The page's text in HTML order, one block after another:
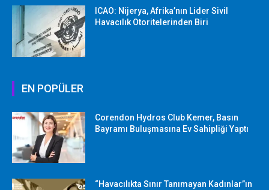
ICAO: Nijerya, Afrika’nın Lider Sivil
Havacılık Otoritelerinden Biri
EN POPÜLER
Corendon Hydros Club Kemer, Basın
Bayramı Buluşmasına Ev Sahipliği Yaptı
“Havacılıkta Sınır Tanımayan Kadınlar”ın